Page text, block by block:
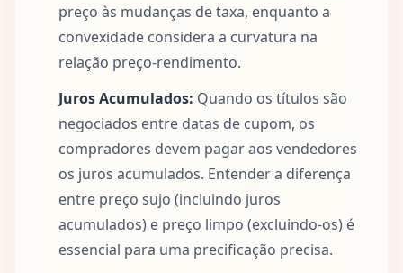
preço às mudanças de taxa, enquanto a
convexidade considera a curvatura na
relação preço-rendimento.
Juros Acumulados: Quando os títulos são
negociados entre datas de cupom, os
compradores devem pagar aos vendedores
os juros acumulados. Entender a diferença
entre preço sujo (incluindo juros
acumulados) e preço limpo (excluindo-os) é
essencial para uma precificação precisa.